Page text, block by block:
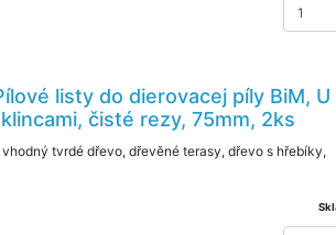
listy do dierovacej píly BiM, U
čisté rezy, 75mm, 2ks
tvrdé dřevo, dřevěné terasy, dřevo s hřebíky,